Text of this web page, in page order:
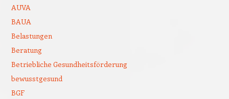
AUVA
BAUA
Belastungen
Beratung
Betriebliche Gesundheitsförderung
bewusstgesund
BGF